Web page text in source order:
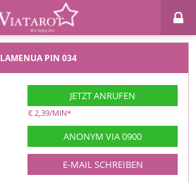
LAMENUA PIN 034
JETZT ANRUFEN
€ 2,39/MIN*
ANONYM VIA 0900
E-MAIL SCHREIBEN